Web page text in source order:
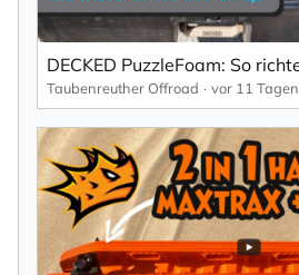
Taubenreuther Offroad vor 11 Tagen